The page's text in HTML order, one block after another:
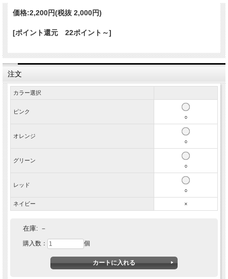
価格:2,200円(税抜 2,000円)
[ポイント還元 22ポイント～]
注文
カラー選択
ピンク
○
オレンジ
○
グリーン
○
レッド
○
ネイビー ×
在庫: －
購入数： 個